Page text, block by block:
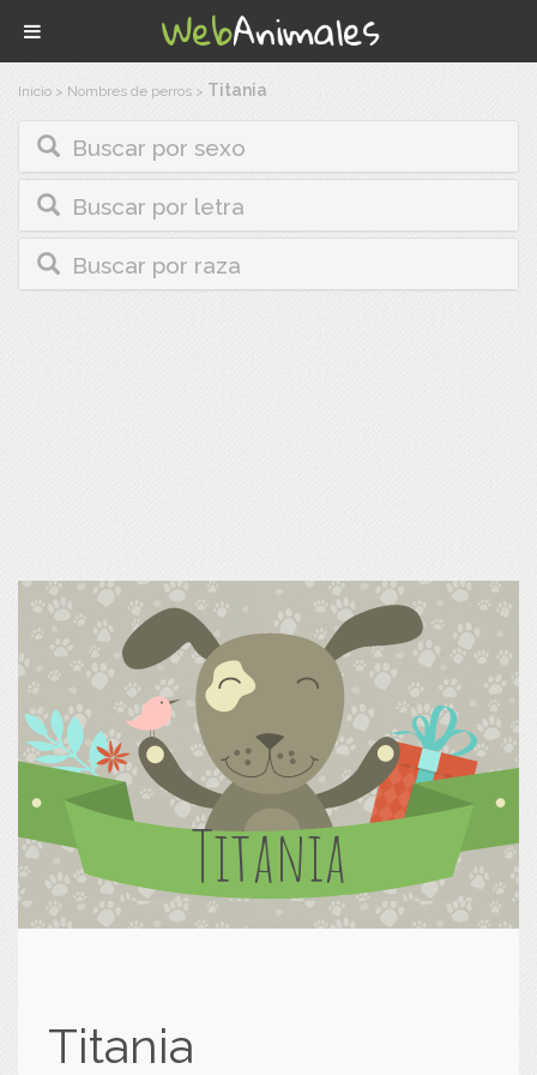
Inicio > Nombres de perros > Titania
Buscar por sexo
Buscar por letra
Buscar por raza
Titania
Titania